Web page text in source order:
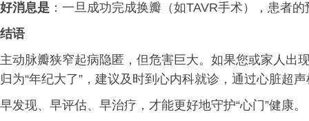
好消息是 ：一旦成功完成换瓣（如TAVR手术），患者
结语
主动脉瓣狭窄起病隐匿，但危害巨大。如果您或家人出
归为“年纪大了”，建议及时到心内科就诊，通过心脏超
早发现、早评估、早治疗，才能更好地守护“心门”健康。